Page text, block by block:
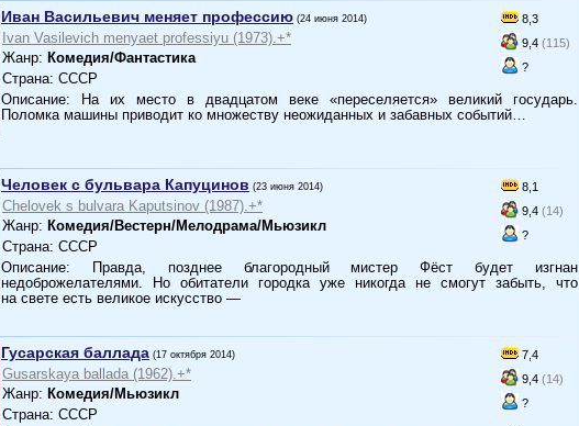
8,3
9,4 (115)
?
Иван Васильевич меняет профессию (24 июня 2014)
Ivan Vasilevich menyaet professiyu (1973).+*
Жанр: Комедия/Фантастика
Страна: СССР
Описание: На их место в двадцатом веке «переселяется» великий государь.
Поломка машины приводит ко множеству неожиданных и забавных событий…
8,1
9,4 (14)
?
Человек с бульвара Капуцинов (23 июня 2014)
Chelovek s bulvara Kaputsinov (1987).+*
Жанр: Комедия/Вестерн/Мелодрама/Мьюзикл
Страна: СССР
Описание: Правда, позднее благородный мистер Фёст будет изгнан
недоброжелателями. Но обитатели городка уже никогда не смогут забыть, что
на свете есть великое искусство —
7,4
9,4 (14)
?
Гусарская баллада (17 октября 2014)
Gusarskaya ballada (1962).+*
Жанр: Комедия/Мьюзикл
Страна: СССР